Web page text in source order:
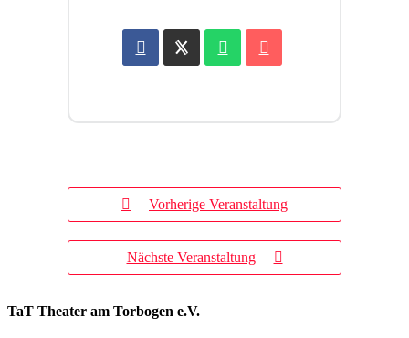
Vorherige Veranstaltung
Nächste Veranstaltung
TaT Theater am Torbogen e.V.